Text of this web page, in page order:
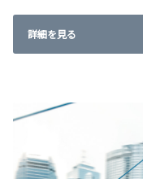
詳細を見る